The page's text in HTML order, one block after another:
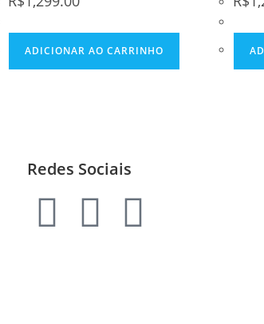
ADICIONAR AO CARRINHO
Redes Sociais